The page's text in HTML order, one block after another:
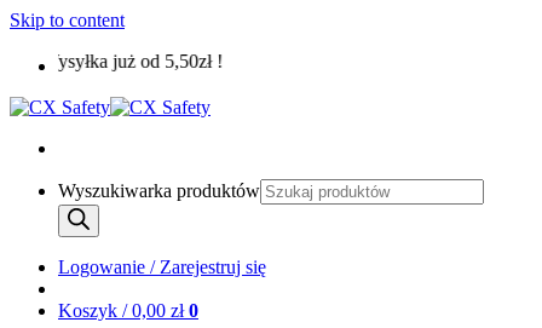
Skip to content
Wysyłka już od 5,50zł !
Wyszukiwarka produktów
Logowanie / Zarejestruj się
Koszyk /0,00 zł 0